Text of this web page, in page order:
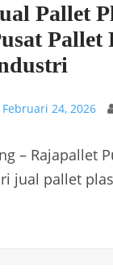
Pallet
Pallet
Februari 24, 2026
– Rajapallet
jual pallet